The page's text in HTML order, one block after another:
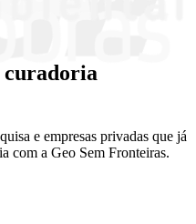
curadoria
e empresas privadas que já
com a Geo Sem Fronteiras.